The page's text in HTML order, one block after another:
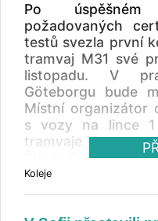
Po úspěšném
požadovaných
testů svezla první
tramvaj M31 své
listopadu. V
Göteborgu bude
Místní organizátor
s vozy na lince
tramvaje se
Škoda Group v
„ Celý náš tým je
první
Koleje